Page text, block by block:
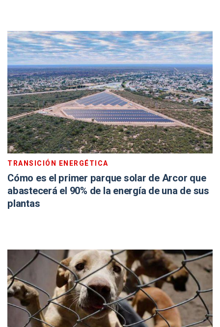
TRANSICIÓN ENERGÉTICA
Cómo es el primer parque solar de Arcor que
abastecerá el 90% de la energía de una de sus
plantas